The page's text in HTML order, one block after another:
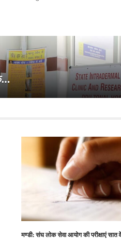
मण्डी: संघ लोक सेवा आयोग की परीक्षाएं सात